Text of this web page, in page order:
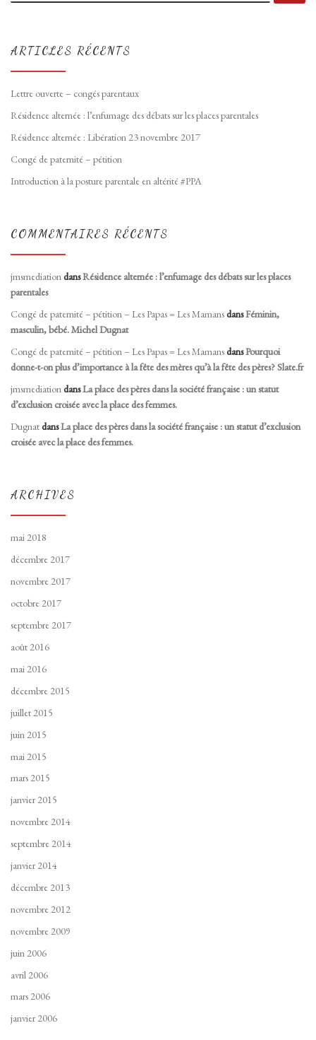
ARTICLES RÉCENTS
Lettre ouverte – congés parentaux
Résidence alternée : l’enfumage des débats sur les places parentales
Résidence alternée : Libération 23 novembre 2017
Congé de paternité – pétition
Introduction à la posture parentale en altérité #PPA
COMMENTAIRES RÉCENTS
jmsmediationdansRésidence alternée : l’enfumage des débats sur les places
parentales
Congé de paternité – pétition – Les Papas = Les MamansdansFéminin,
masculin, bébé. Michel Dugnat
Congé de paternité – pétition – Les Papas = Les MamansdansPourquoi
donne-t-on plus d’importance à la fête des mères qu’à la fête des pères? Slate.fr
jmsmediationdansLa place des pères dans la société française : un statut
d’exclusion croisée avec la place des femmes.
DugnatdansLa place des pères dans la société française : un statut d’exclusion
croisée avec la place des femmes.
ARCHIVES
mai 2018
décembre 2017
novembre 2017
octobre 2017
septembre 2017
août 2016
mai 2016
décembre 2015
juillet 2015
juin 2015
mai 2015
mars 2015
janvier 2015
novembre 2014
septembre 2014
janvier 2014
décembre 2013
novembre 2012
novembre 2009
juin 2006
avril 2006
mars 2006
janvier 2006